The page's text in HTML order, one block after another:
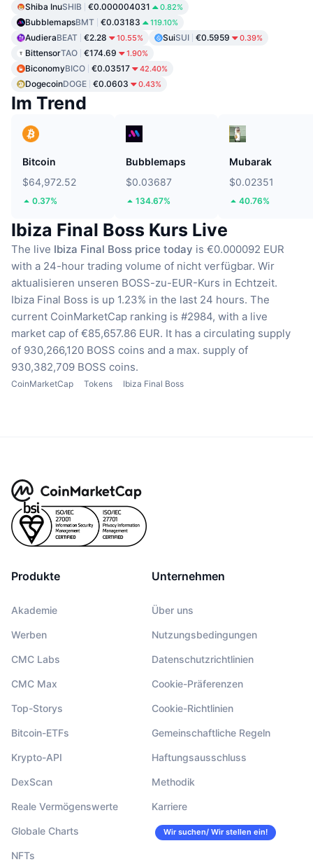
Shiba InuSHIB €0.000004031 0.82%
BubblemapsBMT €0.03183 119.10%
AudieraBEAT €2.28 10.55% SuiSUI €0.5959 0.39%
BittensorTAO €174.69 1.90%
BiconomyBICO €0.03517 42.40%
DogecoinDOGE €0.0603 0.43%
Im Trend
Bitcoin
$64,972.52
0.37%
Bubblemaps
$0.03687
134.67%
Mubarak
$0.02351
40.76%
Ibiza Final Boss Kurs Live
The live Ibiza Final Boss price today is €0.000092 EUR
with a 24-hour trading volume of nicht verfügbar. Wir
aktualisieren unseren BOSS-zu-EUR-Kurs in Echtzeit.
Ibiza Final Boss is up 1.23% in the last 24 hours. The
current CoinMarketCap ranking is #2984, with a live
market cap of €85,657.86 EUR. It has a circulating supply
of 930,266,120 BOSS coins and a max. supply of
930,382,709 BOSS coins.
CoinMarketCap Tokens Ibiza Final Boss
Produkte
Akademie
Werben
CMC Labs
CMC Max
Top-Storys
Bitcoin-ETFs
Krypto-API
DexScan
Reale Vermögenswerte
Globale Charts
NFTs
Unternehmen
Über uns
Nutzungsbedingungen
Datenschutzrichtlinien
Cookie-Präferenzen
Cookie-Richtlinien
Gemeinschaftliche Regeln
Haftungsausschluss
Methodik
Karriere
Wir suchen/ Wir stellen ein!